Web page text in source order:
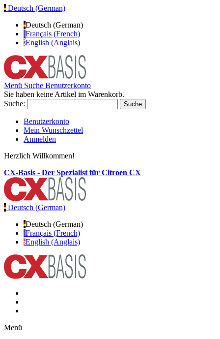
Deutsch (German)
Deutsch (German)
Français (French)
English (Anglais)
Menü Suche Benutzerkonto
Sie haben keine Artikel im Warenkorb.
Suche:
Suche
Benutzerkonto
Mein Wunschzettel
Anmelden
Herzlich Willkommen!
CX-Basis - Der Spezialist für Citroen CX
Deutsch (German)
Deutsch (German)
Français (French)
English (Anglais)
Menü